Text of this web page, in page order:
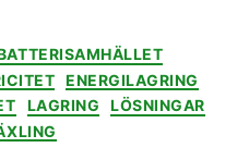
Kategorier
ENERGILAGRING
LAGRING
LÖSNINGAR